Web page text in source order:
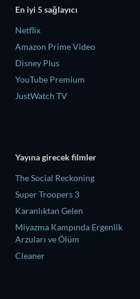
En iyi 5 sağlayıcı
Netflix
Amazon Prime Video
Disney Plus
YouTube Premium
JustWatch TV
Yayına girecek filmler
The Social Reckoning
Super Troopers 3
Karanlıktan Gelen
Miyazma Kampında Ergenlik
Arzuları ve Ölüm
Cleaner